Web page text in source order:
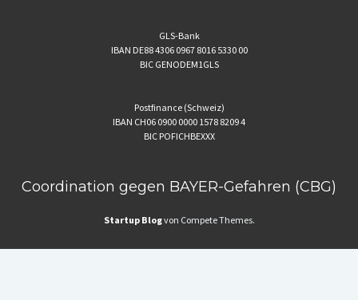
GLS-Bank
IBAN DE88 4306 0967 8016 5330 00
BIC GENODEM1GLS
Postfinance (Schweiz)
IBAN CH06 0900 0000 1578 8209 4
BIC POFICHBEXXX
Coordination gegen BAYER-Gefahren (CBG)
Startup Blogvon Compete Themes.